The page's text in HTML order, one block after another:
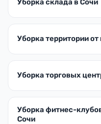
Уборка склада в Сочи
Уборка территории от
Уборка торговых
Уборка фитнес-
Сочи